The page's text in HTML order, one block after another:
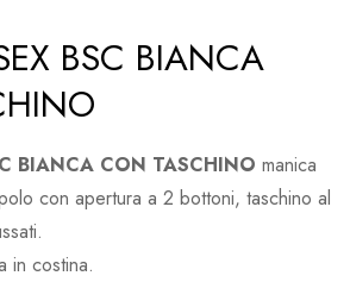
BSC BIANCA
BIANCA CON TASCHINO manica
con apertura a 2 bottoni, taschino al
in costina.